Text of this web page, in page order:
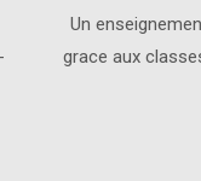
Un
grace aux